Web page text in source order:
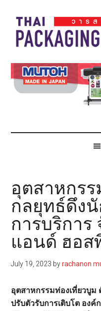
main
content
secondary
menu
primary
sidebar
footer
Thai
Pack
Pack
Magazine
อุตสาหกรร
กลยุทธ์ดึง
การบริการ
แอนด์ ฮอส
July 19, 2023 byrachanon
อุตสาหกรรมท่องเที่ยวบูม
ปรับตัวรับการเติบโต อง